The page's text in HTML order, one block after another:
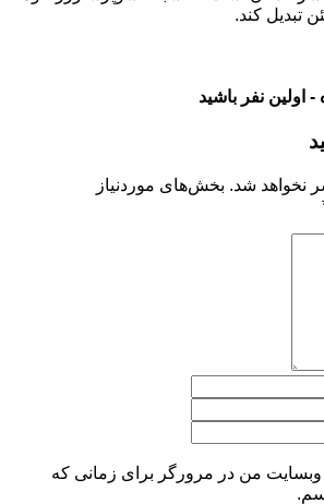
تبدیل کند.
اولین نفر باشید
نخواهد شد. بخش‌های موردنیاز
وبسایت من در مرورگر برای زمانی که